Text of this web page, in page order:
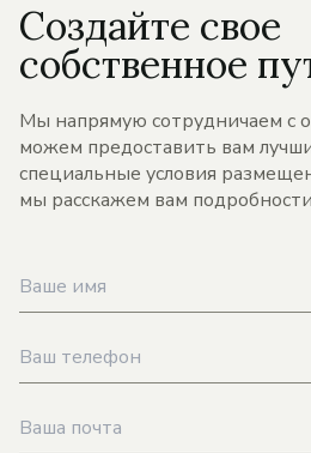
Создайте свое
собственное
Мы напрямую сотрудничаем с
можем предоставить вам
специальные условия
мы расскажем вам